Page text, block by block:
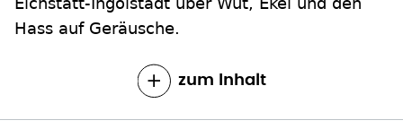
Hass auf Geräusche.
zum Inhalt